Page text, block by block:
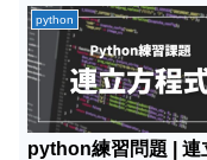
Legion 5 560i
python
python練習問題 | 連